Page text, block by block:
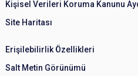
Kişisel Verileri Koruma Kanunu
Site Haritası
Erişilebilirlik Özellikleri
Salt Metin Görünümü